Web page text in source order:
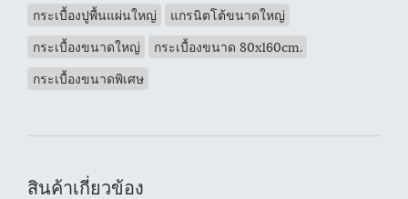
กระเบื้องปูพื้นแผ่นใหญ่
แกรนิตโต้ขนาดใหญ่
กระเบื้องขนาดใหญ่
กระเบื้องขนาด 80x160cm.
กระเบื้องขนาดพิเศษ
สินค้าเกี่ยวข้อง